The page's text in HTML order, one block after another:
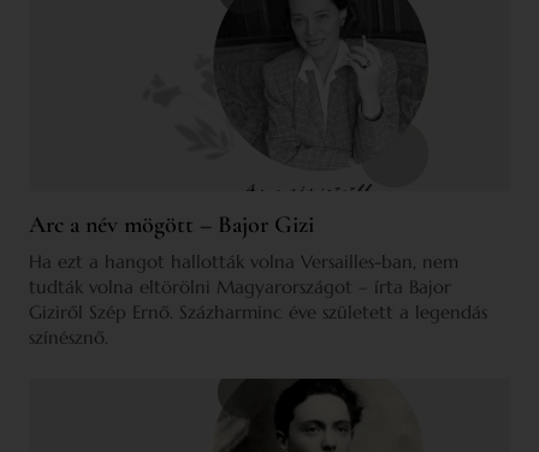
Arc a név mögött – Bajor Gizi
Ha ezt a hangot hallották volna Versailles-ban, nem
tudták volna eltörölni Magyarországot – írta Bajor
Giziről Szép Ernő. Százharminc éve született a legendás
színésznő.